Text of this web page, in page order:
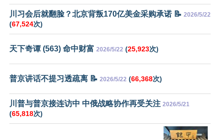
川习会后就翻脸？北京背叛170亿美金采购承诺 📝 2026/5/22
(67,524次)
天下奇谭 (563) 命中财富 2026/5/22 (25,923次)
普京讲话不提习透疏离 📝 2026/5/22 (66,368次)
川普与普京接连访中 中俄战略协作再受关注 2026/5/21
(65,818次)